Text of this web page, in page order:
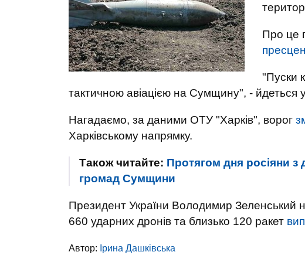
Про це
"Пуски
тактичною авіацією на Сумщину", - йдеться
Нагадаємо, за даними ОТУ "Харків", ворог
Харківському напрямку.
Також читайте: Протягом дня росіяни з
громад Сумщини
Президент України Володимир
660 ударних дронів та близько 120 ракет
Автор: Ірина Дашківська